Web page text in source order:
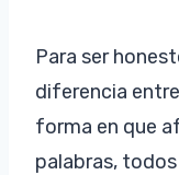
Para ser
diferencia
forma en que
palabras,